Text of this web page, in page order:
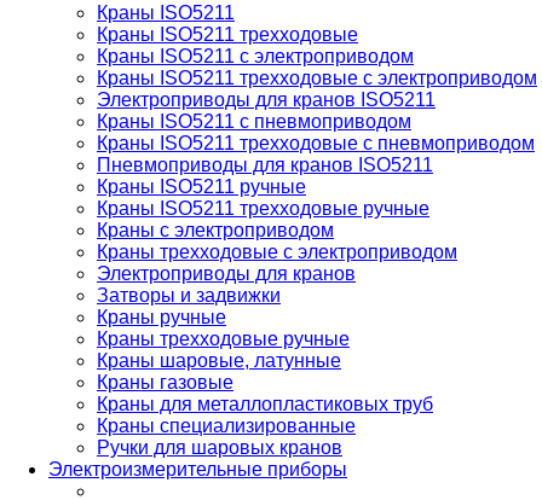
Краны ISO5211
Краны ISO5211 трехходовые
Краны ISO5211 с электроприводом
Краны ISO5211 трехходовые с электроприводом
Электроприводы для кранов ISO5211
Краны ISO5211 с пневмоприводом
Краны ISO5211 трехходовые с пневмоприводом
Пневмоприводы для кранов ISO5211
Краны ISO5211 ручные
Краны ISO5211 трехходовые ручные
Краны с электроприводом
Краны трехходовые с электроприводом
Электроприводы для кранов
Затворы и задвижки
Краны ручные
Краны трехходовые ручные
Краны шаровые, латунные
Краны газовые
Краны для металлопластиковых труб
Краны специализированные
Ручки для шаровых кранов
Электроизмерительные приборы